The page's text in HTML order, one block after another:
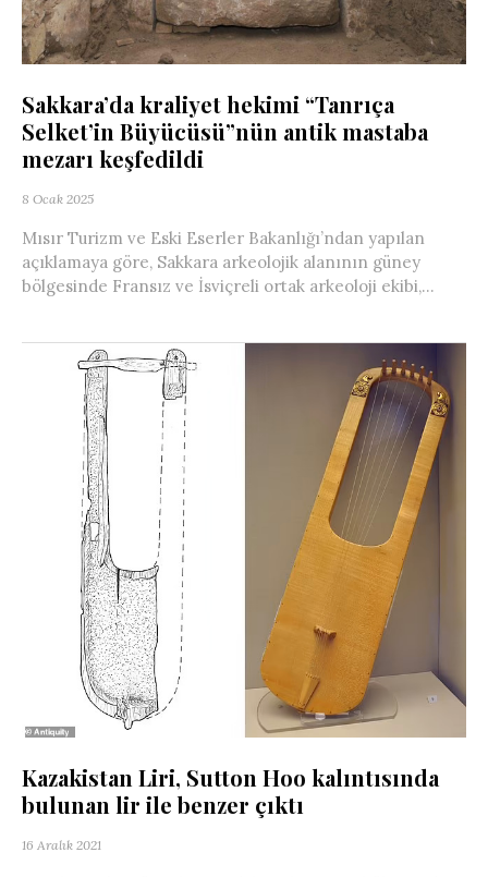
Sakkara’da kraliyet hekimi “Tanrıça
Selket’in Büyücüsü”nün antik mastaba
mezarı keşfedildi
8 Ocak 2025
Mısır Turizm ve Eski Eserler Bakanlığı’ndan yapılan
açıklamaya göre, Sakkara arkeolojik alanının güney
bölgesinde Fransız ve İsviçreli ortak arkeoloji ekibi,...
Kazakistan Liri, Sutton Hoo kalıntısında
bulunan lir ile benzer çıktı
16 Aralık 2021